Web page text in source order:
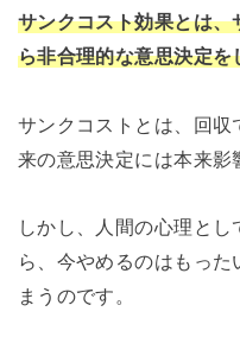
サンクコスト効果とは
ら非合理的な意思決定を
サンクコストとは、回
来の意思決定には本来影
しかし、人間の心理と
ら、今やめるのはもっ
まうのです。